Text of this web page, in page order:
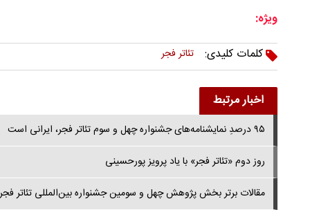
ویژه:
کلمات کلیدی:
تئاتر فجر
اخبار مرتبط
۹۵ درصدِ نمایشنامه‌های جشنواره چهل و سوم تئاتر فجر، ایرانی است
روز دوم «تئاتر فجر» با یاد پرویز پورحسینی
مقالات برتر بخش پژوهش چهل و سومین جشنواره بین‌المللی تئاتر